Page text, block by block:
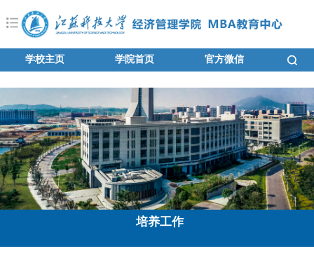
学校主页 学院首页 官方微信
培养工作